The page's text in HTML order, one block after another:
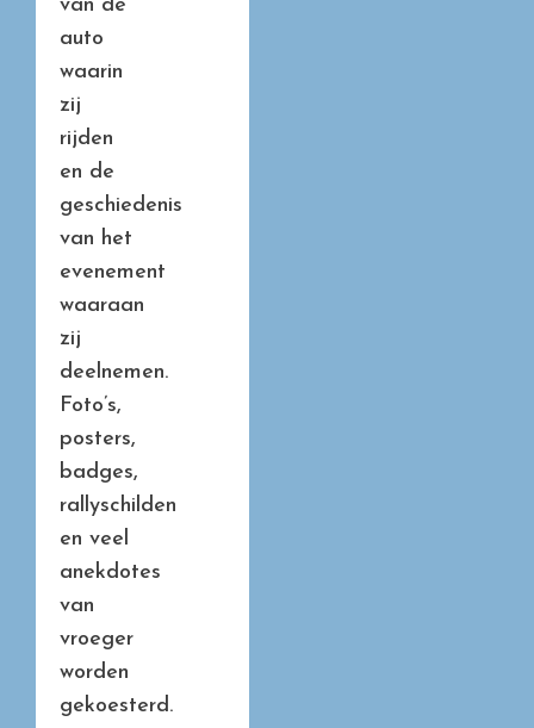
van de
auto
waarin
zij
rijden
en de
geschiedenis
van het
evenement
waaraan
zij
deelnemen.
Foto’s,
posters,
badges,
rallyschilden
en veel
anekdotes
van
vroeger
worden
gekoesterd.